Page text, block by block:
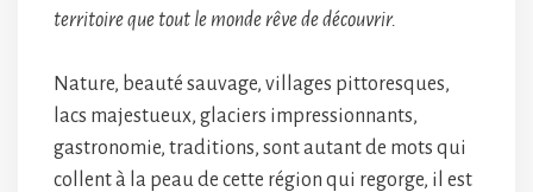
territoire que tout le monde rêve de découvrir.
Nature, beauté sauvage, villages pittoresques,
lacs majestueux, glaciers impressionnants,
gastronomie, traditions, sont autant de mots qui
collent à la peau de cette région qui regorge, il est